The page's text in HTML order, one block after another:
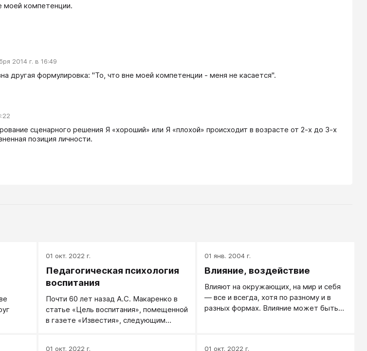
моей компетенции.
2014 г. в 16:49
другая формулировка: "То, что вне моей компетенции - меня не касается".
сценарного решения Я «хороший» или Я «плохой» происходит в возрасте от 2-х до 3-х
позиция личности.
01 окт. 2022 г.
Педагогическая психология
воспитания
Почти 60 лет назад А.С. Макаренко в
статье «Цель воспитания», помещенной
в газете «Известия», следующим
01 янв. 2004 г.
Влияние, воздействие
Влияют на окружающих, на мир и себя
— все и всегда, хотя по разному и в
разных формах. Влияние может быть
01 окт. 2022 г. 01 окт. 2022 г.